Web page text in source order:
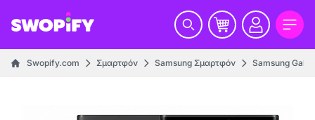
Swopify.com Σμαρτφόν Samsung Σμαρτφόν Samsung